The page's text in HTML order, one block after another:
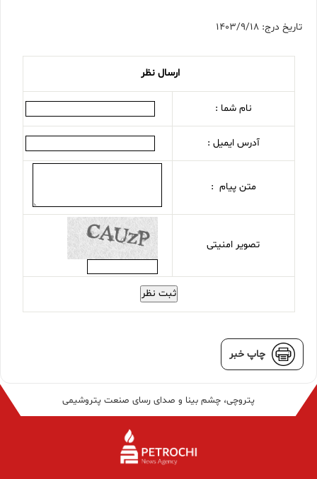
تاریخ درج: 1403/9/18
ارسال نظر
نام شما :
آدرس ایمیل :
متن پیام :
تصویر امنیتی
ثبت نظر
چاپ خبر
پتروچی، چشم بینا و صدای رسای صنعت پتروشیمی